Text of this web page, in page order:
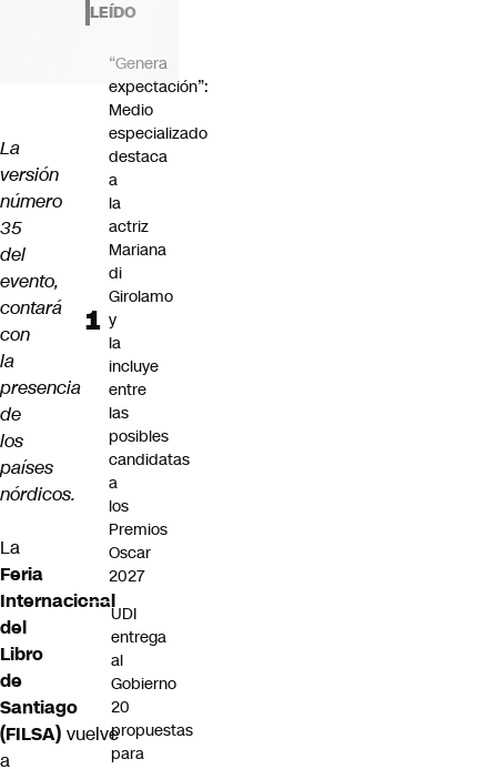
La
versión
número
35
del
evento,
contará
con
la
presencia
de
los
países
nórdicos.
La
Feria
Internacional
del
Libro
de
Santiago
(FILSA) vuelve
a
LEÍDO
“Genera
expectación”:
Medio
especializado
destaca
a
la
actriz
Mariana
di
Girolamo
y
la
incluye
entre
las
posibles
candidatas
a
los
Premios
Oscar
2027
UDI
entrega
al
Gobierno
20
propuestas
para